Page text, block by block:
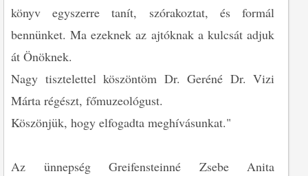
könyv egyszerre tanít, szórakoztat, és formál
bennünket. Ma ezeknek az ajtóknak a kulcsát adjuk
át Önöknek.
Nagy tisztelettel köszöntöm Dr. Geréné Dr. Vizi
Márta régészt, főmuzeológust.
Köszönjük, hogy elfogadta meghívásunkat."
Az ünnepség Greifensteinné Zsebe Anita